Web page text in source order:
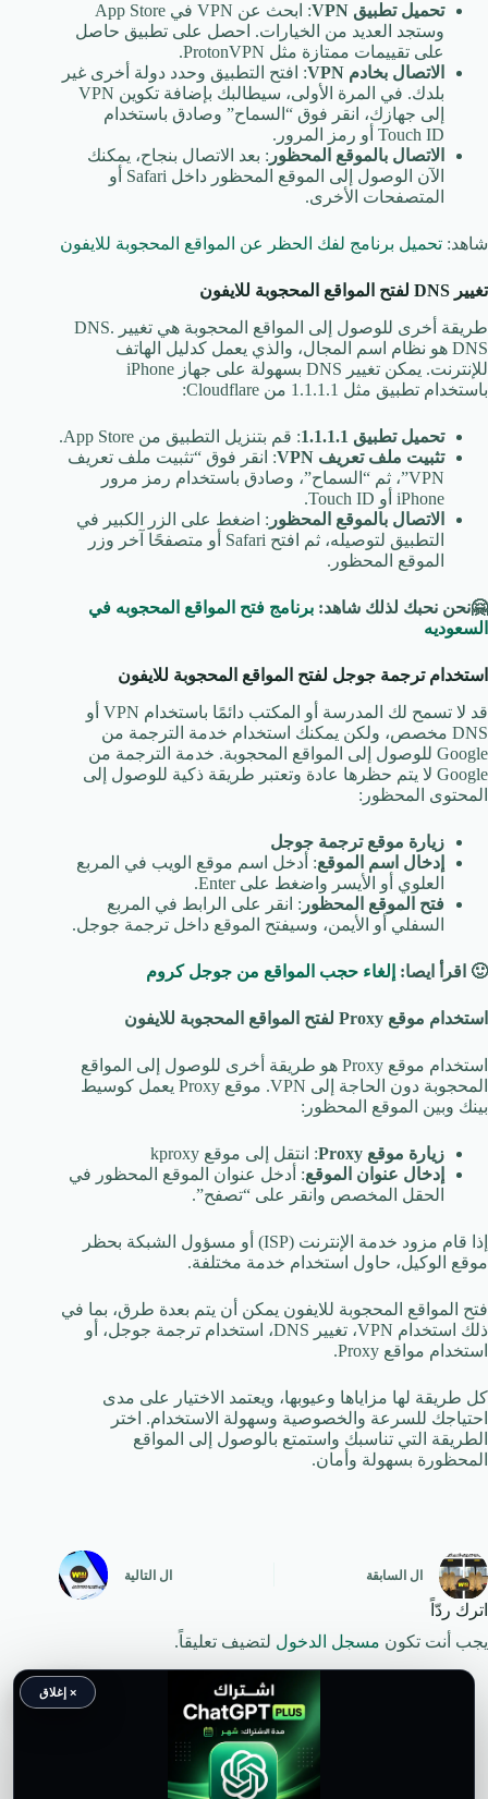
تحميل تطبيق
: ابحث عن VPN في App Store
وستجد العديد من الخيارات. احصل على تطبيق حاصل
على تقييمات ممتازة مثل ProtonVPN.
الاتصال بخادم
: افتح التطبيق وحدد دولة أخرى غير
بلدك. في المرة الأولى، سيطالبك بإضافة تكوين VPN
إلى جهازك، انقر فوق “السماح” وصادق باستخدام
Touch ID أو رمز المرور.
الاتصال بالموقع المحظور : بعد الاتصال بنجاح، يمكنك
الآن الوصول إلى الموقع المحظور داخل Safari أو
المتصفحات الأخرى.
شاهد: تحميل برنامج لفك الحظر عن المواقع المحجوبة للايفون
تغيير
لفتح المواقع المحجوبة للايفون
طريقة أخرى للوصول إلى المواقع المحجوبة هي تغيير DNS.
DNS هو نظام اسم المجال، والذي يعمل كدليل الهاتف
للإنترنت. يمكن تغيير DNS بسهولة على جهاز iPhone
باستخدام تطبيق مثل 1.1.1.1 من Cloudflare:
تحميل تطبيق 1.1.1.1
: قم بتنزيل التطبيق من App Store.
تثبيت ملف تعريف
: انقر فوق “تثبيت ملف تعريف
VPN”، ثم “السماح”، وصادق باستخدام رمز مرور
iPhone أو Touch ID.
الاتصال بالموقع المحظور : اضغط على الزر الكبير في
التطبيق لتوصيله، ثم افتح Safari أو متصفحًا آخر وزر
الموقع المحظور.
🤗نحن نحبك لذلك شاهد: برنامج فتح المواقع المحجوبه في
السعوديه
استخدام ترجمة جوجل لفتح المواقع المحجوبة للايفون
قد لا تسمح لك المدرسة أو المكتب دائمًا باستخدام VPN أو
DNS مخصص، ولكن يمكنك استخدام خدمة الترجمة من
Google للوصول إلى المواقع المحجوبة. خدمة الترجمة من
Google لا يتم حظرها عادة وتعتبر طريقة ذكية للوصول إلى
المحتوى المحظور:
زيارة موقع ترجمة جوجل
إدخال اسم الموقع: أدخل اسم موقع الويب في المربع
العلوي أو الأيسر واضغط على Enter.
فتح الموقع المحظور : انقر على الرابط في المربع
السفلي أو الأيمن، وسيفتح الموقع داخل ترجمة جوجل.
🙂 اقرأ ايصا: إلغاء حجب المواقع من جوجل كروم
استخدام موقع لفتح المواقع المحجوبة للايفون
استخدام موقع Proxy هو طريقة أخرى للوصول إلى المواقع
المحجوبة دون الحاجة إلى VPN. موقع Proxy يعمل كوسيط
بينك وبين الموقع المحظور:
زيارة موقع
: انتقل إلى موقع kproxy
إدخال عنوان الموقع: أدخل عنوان الموقع المحظور في
الحقل المخصص وانقر على “تصفح”.
إذا قام مزود خدمة الإنترنت (ISP) أو مسؤول الشبكة بحظر
موقع الوكيل، حاول استخدام خدمة مختلفة.
فتح المواقع المحجوبة للايفون يمكن أن يتم بعدة طرق، بما في
ذلك استخدام VPN، تغيير DNS، استخدام ترجمة جوجل، أو
استخدام مواقع Proxy.
كل طريقة لها مزاياها وعيوبها، ويعتمد الاختيار على مدى
احتياجك للسرعة والخصوصية وسهولة الاستخدام. اختر
الطريقة التي تناسبك واستمتع بالوصول إلى المواقع
المحظورة بسهولة وأمان.
ال السابقة ال التالية
اترك ردّاً
يجب أنت تكون مسجل الدخول لتضيف تعليقاً.
× إغلاق